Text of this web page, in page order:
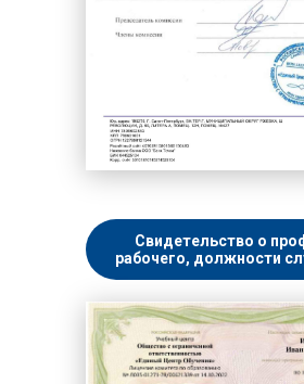
Свидетельство о
рабочего, должности